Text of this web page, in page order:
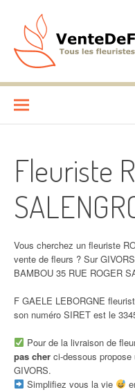
contenu
Fleuriste
Vous cherchez un fleuriste
vente de fleurs ? Sur
BAMBOU 35 RUE ROGER
F GAELE LEBORGNE
son numéro SIRET est le
Pour de la livraison de
pas cher ci-dessous propose
GIVORS.
Simplifiez vous la vie